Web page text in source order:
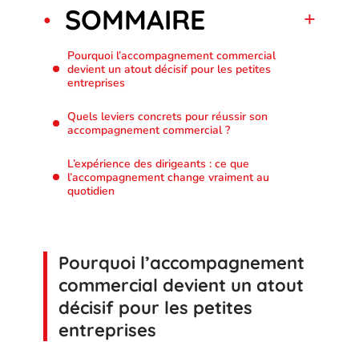
SOMMAIRE
Pourquoi l’accompagnement commercial
devient un atout décisif pour les petites
entreprises
Quels leviers concrets pour réussir son
accompagnement commercial ?
L’expérience des dirigeants : ce que
l’accompagnement change vraiment au
quotidien
Pourquoi l’accompagnement
commercial devient un atout
décisif pour les petites
entreprises